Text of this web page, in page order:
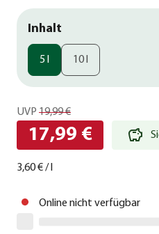
Inhalt
5 l 10 l
UVP 19,99 €
17,99 €
3,60 €/
Online nicht verfügbar